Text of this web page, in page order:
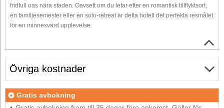
fridfull oas nära staden. Oavsett om du letar efter en romantisk tillflyktsort,
en familjesemester eller en solo-retreat är detta hotell det perfekta resmålet
för en minnesvärd upplevelse.
Övriga kostnader
Gratis avbokning